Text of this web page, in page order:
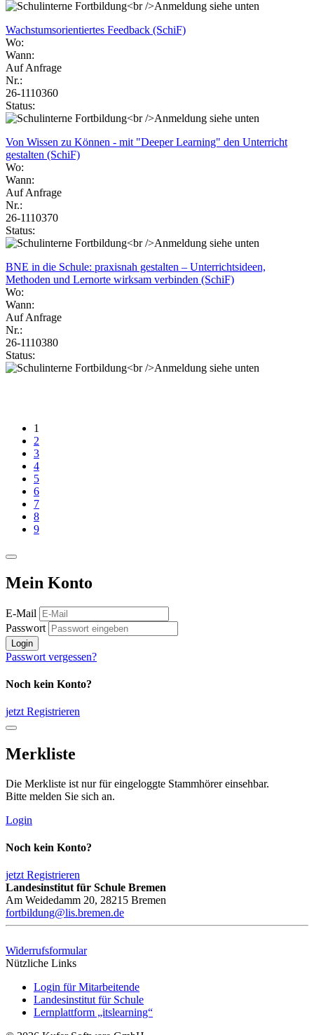
Wachstumsorientiertes Feedback (SchiF)
Wo:
Wann:
Auf Anfrage
Nr.:
26-1110360
Status:
Von Wissen zu Können - mit "Deeper Learning" den Unterricht
gestalten (SchiF)
Wo:
Wann:
Auf Anfrage
Nr.:
26-1110370
Status:
BNE in die Schule: praxisnah gestalten – Unterrichtsideen,
Methoden und Lernorte wirksam verbinden (SchiF)
Wo:
Wann:
Auf Anfrage
Nr.:
26-1110380
Status:
1
2
3
4
5
6
7
8
9
Mein Konto
E-Mail
Passwort
Login
Passwort vergessen?
Noch kein Konto?
jetzt Registrieren
Merkliste
Die Merkliste ist nur für eingeloggte Stammhörer einsehbar.
Bitte melden Sie sich an.
Login
Noch kein Konto?
jetzt Registrieren
Landesinstitut für Schule Bremen
Am Weidedamm 20, 28215 Bremen
fortbildung@lis.bremen.de
Widerrufsformular
Nützliche Links
Login für Mitarbeitende
Landesinstitut für Schule
Lernplattform „itslearning“